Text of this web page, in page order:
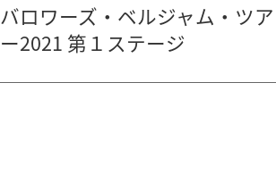
バロワーズ・ベルジャム・ツア
ー2021 第１ステージ